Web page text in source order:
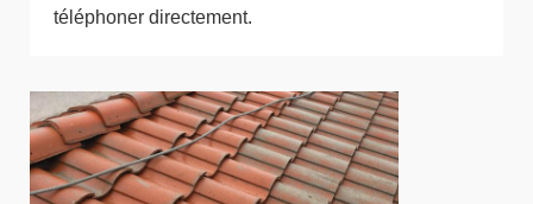
téléphoner directement.